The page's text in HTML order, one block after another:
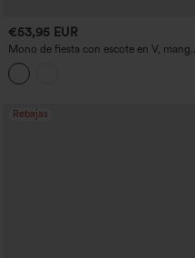
€53,95 EUR
Mono de fiesta con escote en V, mangas
largas abullonadas, cinturón, perneras
anchas y bolsillos
Rebajas